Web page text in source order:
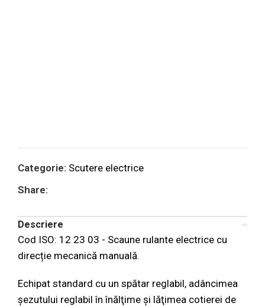
Categorie: Scutere electrice
Share:
Descriere
Cod ISO: 12 23 03 - Scaune rulante electrice cu
direcție mecanică manuală.
Echipat standard cu un spătar reglabil, adâncimea
șezutului reglabil în înălţime și lăţimea cotierei de